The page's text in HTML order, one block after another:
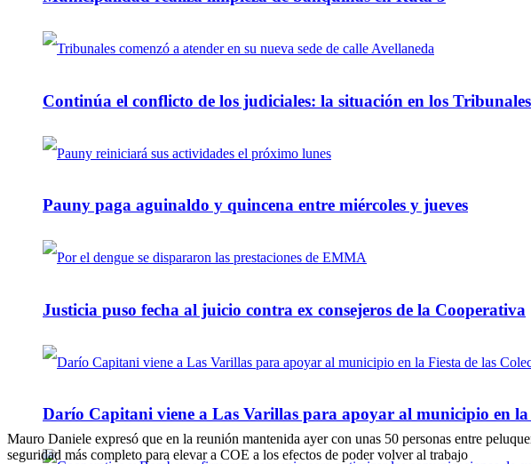
Continúa el conflicto de los judiciales: la situación en los
Pauny paga aguinaldo y quincena entre miércoles y jueves
Justicia puso fecha al juicio contra ex consejeros de la Cooperativa
Darío Capitani viene a Las Varillas para apoyar al municipio en la
Mauro Daniele expresó que en la reunión mantenida ayer con unas 50 personas entre
seguridad más completo para elevar a COE a los efectos de poder volver al trabajo